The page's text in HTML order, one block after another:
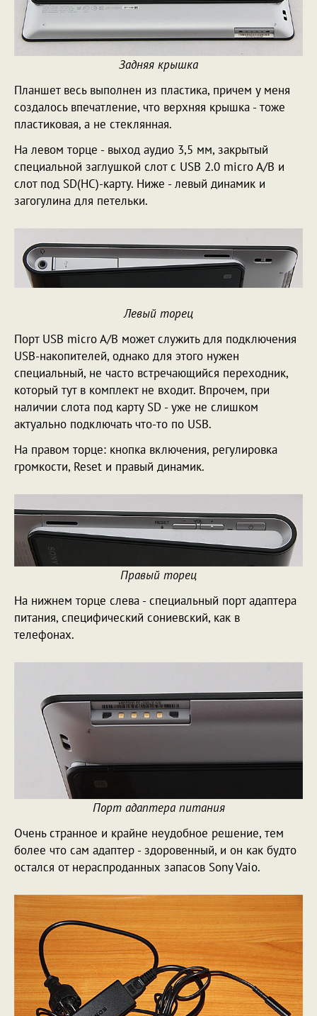
Задняя крышка
Планшет весь выполнен из пластика, причем у меня
создалось впечатление, что верхняя крышка - тоже
пластиковая, а не стеклянная.
На левом торце - выход аудио 3,5 мм, закрытый
специальной заглушкой слот с USB 2.0 micro A/B и
слот под SD(HC)-карту. Ниже - левый динамик и
загогулина для петельки.
Левый торец
Порт USB micro A/B может служить для подключения
USB-накопителей, однако для этого нужен
специальный, не часто встречающийся переходник,
который тут в комплект не входит. Впрочем, при
наличии слота под карту SD - уже не слишком
актуально подключать что-то по USB.
На правом торце: кнопка включения, регулировка
громкости, Reset и правый динамик.
Правый торец
На нижнем торце слева - специальный порт адаптера
питания, специфический сониевский, как в
телефонах.
Порт адаптера питания
Очень странное и крайне неудобное решение, тем
более что сам адаптер - здоровенный, и он как будто
остался от нераспроданных запасов Sony Vaio.